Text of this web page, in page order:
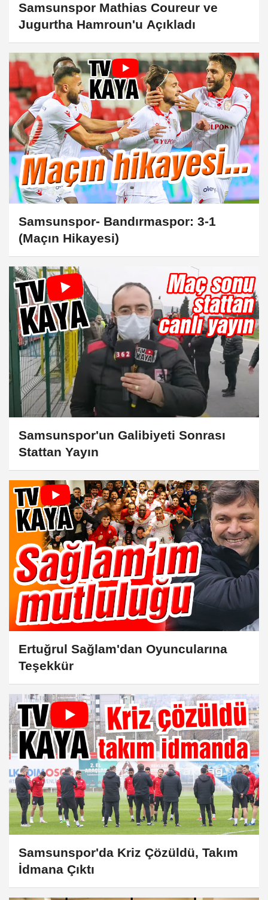
Samsunspor Mathias Coureur ve
Jugurtha Hamroun'u Açıkladı
Samsunspor- Bandırmaspor: 3-1
(Maçın Hikayesi)
Samsunspor'un Galibiyeti Sonrası
Stattan Yayın
Ertuğrul Sağlam'dan Oyuncularına
Teşekkür
Samsunspor'da Kriz Çözüldü, Takım
İdmana Çıktı